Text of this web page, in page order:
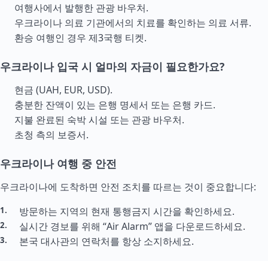
여행사에서 발행한 관광 바우처.
우크라이나 의료 기관에서의 치료를 확인하는 의료 서류.
환승 여행인 경우 제3국행 티켓.
우크라이나 입국 시 얼마의 자금이 필요한가요?
현금 (UAH, EUR, USD).
충분한 잔액이 있는 은행 명세서 또는 은행 카드.
지불 완료된 숙박 시설 또는 관광 바우처.
초청 측의 보증서.
우크라이나 여행 중 안전
우크라이나에 도착하면 안전 조치를 따르는 것이 중요합니다:
방문하는 지역의 현재 통행금지 시간을 확인하세요.
실시간 경보를 위해 “Air Alarm” 앱을 다운로드하세요.
본국 대사관의 연락처를 항상 소지하세요.